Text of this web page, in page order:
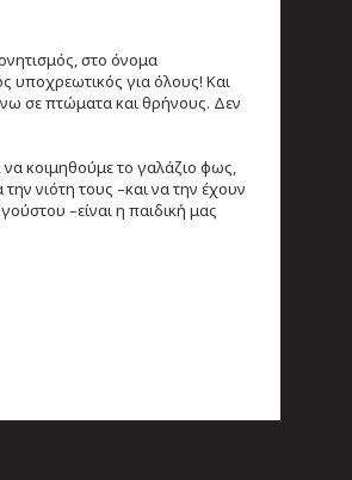
στο όνομα
υποχρεωτικός για όλους! Και
σε πτώματα και θρήνους. Δεν
κοιμηθούμε το γαλάζιο φως,
νιότη τους –και να την έχουν
–είναι η παιδική μας